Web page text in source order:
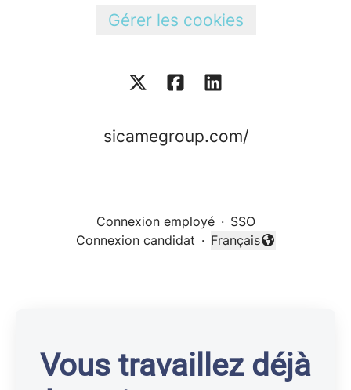
Gérer les cookies
sicamegroup.com/
Connexion employé · SSO
Connexion candidat ·
Changer la langue
Français
Vous travaillez déjà